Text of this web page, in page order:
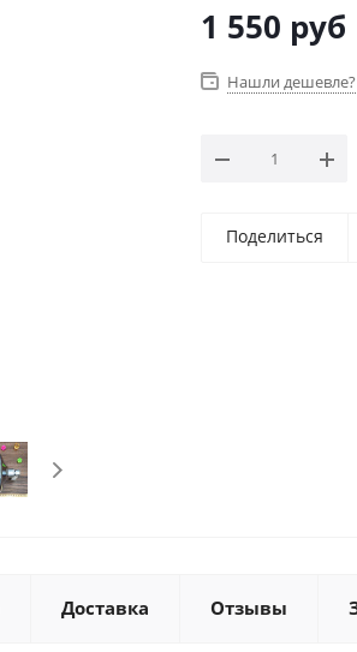
1 550 руб
Нашли дешевле?
Поделиться
Доставка Отзывы